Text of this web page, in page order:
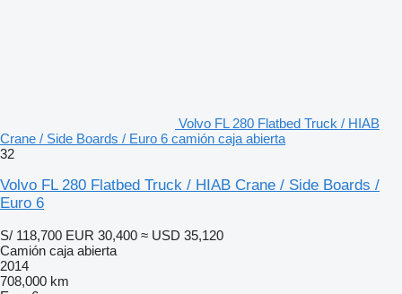
Volvo FL 280 Flatbed Truck / HIAB
Crane / Side Boards / Euro 6 camión caja abierta
32
Volvo FL 280 Flatbed Truck / HIAB Crane / Side Boards /
Euro 6
S/ 118,700 EUR 30,400 ≈ USD 35,120
Camión caja abierta
2014
708,000 km